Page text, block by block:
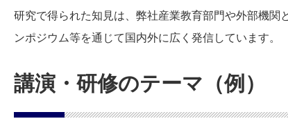
研究で得られた知見は、弊社産業教育部門や外部機
ンポジウム等を通じて国内外に広く発信しています。
講演・研修のテーマ（例）